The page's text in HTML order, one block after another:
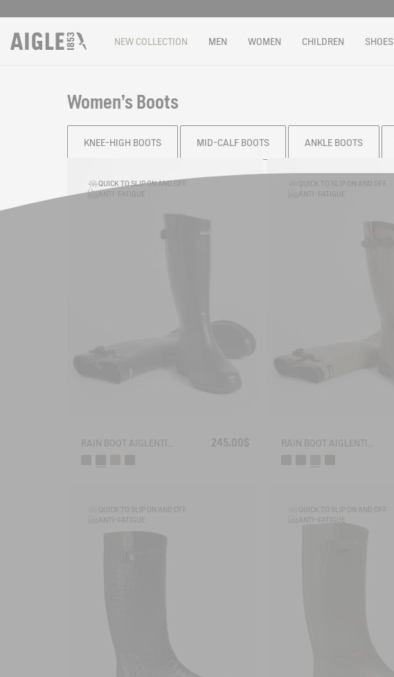
NEW COLLECTION MEN WOMEN CHILDREN SHOES
Women's Boots
KNEE-HIGH BOOTS MID-CALF BOOTS ANKLE BOOTS
QUICK TO SLIP ON AND OFF
ANTI-FATIGUE
245,00$
QUICK TO SLIP ON AND OFF
ANTI-FATIGUE
QUICK TO SLIP ON AND OFF
ANTI-FATIGUE
QUICK TO SLIP ON AND OFF
ANTI-FATIGUE